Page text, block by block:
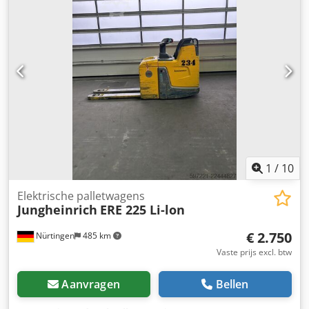
Serienummer: 98231602 Accugegevens: 24V LiB 360Ah,
bouwjaar: 2019
1 / 10
Nürtingen 485 km
Elektrische palletwagens
Jungheinrich ERE 225 Li-lon
€ 2.750
Vaste prijs excl. btw
Aanvragen Bellen